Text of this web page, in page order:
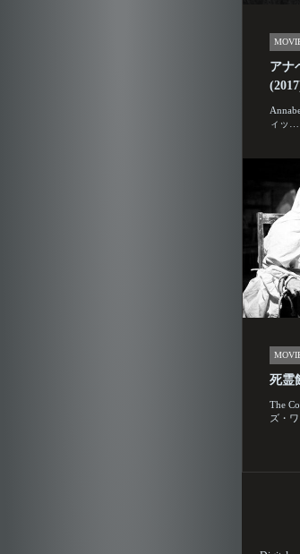
アナ
ィッ…
死霊
The
ズ・ワ